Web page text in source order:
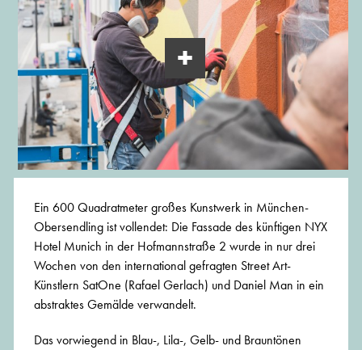
Ein 600 Quadratmeter großes Kunstwerk in München-
Obersendling ist vollendet: Die Fassade des künftigen NYX
Hotel Munich in der Hofmannstraße 2 wurde in nur drei
Wochen von den international gefragten Street Art-
Künstlern SatOne (Rafael Gerlach) und Daniel Man in ein
abstraktes Gemälde verwandelt.
Das vorwiegend in Blau-, Lila-, Gelb- und Brauntönen